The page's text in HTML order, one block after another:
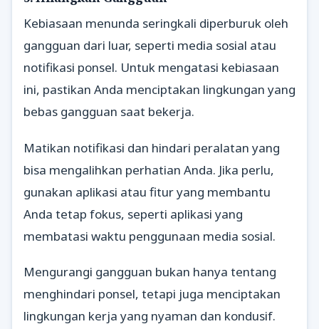
Kebiasaan menunda seringkali diperburuk oleh
gangguan dari luar, seperti media sosial atau
notifikasi ponsel. Untuk mengatasi kebiasaan
ini, pastikan Anda menciptakan lingkungan yang
bebas gangguan saat bekerja.
Matikan notifikasi dan hindari peralatan yang
bisa mengalihkan perhatian Anda. Jika perlu,
gunakan aplikasi atau fitur yang membantu
Anda tetap fokus, seperti aplikasi yang
membatasi waktu penggunaan media sosial.
Mengurangi gangguan bukan hanya tentang
menghindari ponsel, tetapi juga menciptakan
lingkungan kerja yang nyaman dan kondusif.